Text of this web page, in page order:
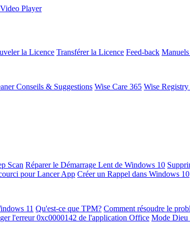
Player
la Licence Transférer la Licence Feed-back
Conseils & Suggestions Wise Care 365 Wise
Scan Réparer le Démarrage Lent de Windows 10
pour Lancer App Créer un Rappel dans Windows 10
11 Qu'est-ce que TPM? Comment résoudre le
l'erreur 0xc0000142 de l'application Office Mode Dieu